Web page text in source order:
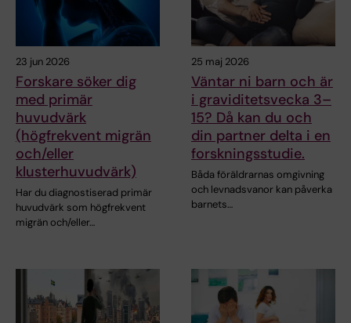
23 jun 2026
Forskare söker dig
med primär
huvudvärk
(högfrekvent migrän
och/eller
klusterhuvudvärk)
Har du diagnostiserad primär
huvudvärk som högfrekvent
migrän och/eller…
25 maj 2026
Väntar ni barn och är
i graviditetsvecka 3–
15? Då kan du och
din partner delta i en
forskningsstudie.
Båda föräldrarnas omgivning
och levnadsvanor kan påverka
barnets…